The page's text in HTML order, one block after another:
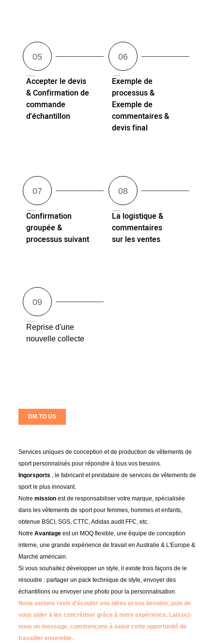
Accepter le devis
& Confirmation de
commande
d'échantillon
Exemple de
processus &
Exemple de
commentaires &
devis final
Confirmation
groupée &
processus suivant
La logistique &
commentaires
sur les ventes
Reprise d'une
nouvelle collecte
DM TO US
Services uniques de conception et de production de vêtements de
sport personnalisés pour répondre à tous vos besoins.
Ingorsports , le fabricant et prestataire de services de vêtements de
sport le plus innovant.
Notremissionest de responsabiliser votre marque, spécialisée
dans les vêtements de sport pour femmes, hommes et enfants,
obtenue BSCI, SGS, CTTC, Adidas audit FFC, etc.
NotreAvantageest un MOQ flexible, une équipe de conception
interne, une grande expérience de travail en Australie & L'Europe &
Marché américain.
Si vous souhaitez développer un style, il existe trois façons de le
résoudre : partager un pack technique de style, envoyer des
échantillons ou envoyer une photo pour la personnalisation.
Nous serions ravis d'écouter vos idées et vos besoins, puis de
vous aider à les concrétiser grâce à notre expérience. Laissez-
nous un message, commençons à saisir cette opportunité de
travailler ensemble.